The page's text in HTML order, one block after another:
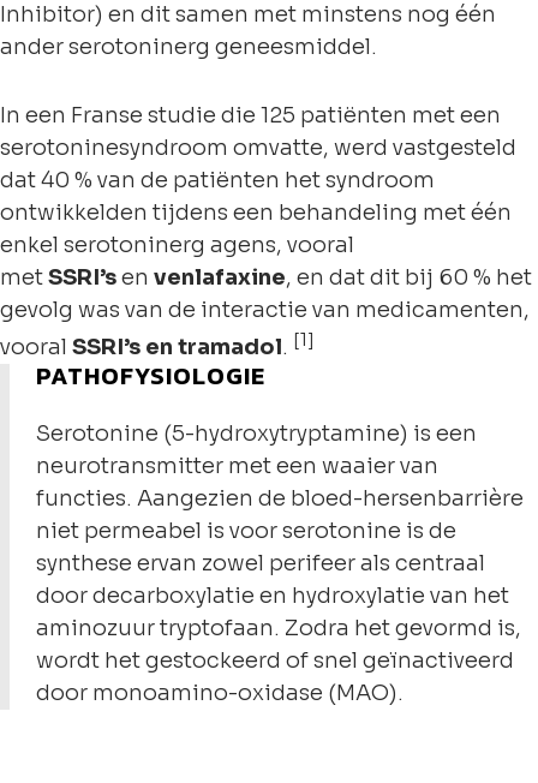
Inhibitor) en dit samen met minstens nog één
ander serotoninerg geneesmiddel.
In een Franse studie die 125 patiënten met een
serotoninesyndroom omvatte, werd vastgesteld
dat 40 % van de patiënten het syndroom
ontwikkelden tijdens een behandeling met één
enkel serotoninerg agens, vooral
metSSRI’sen venlafaxine, en dat dit bij 60 % het
gevolg was van de interactie van medicamenten,
vooral SSRI’s en tramadol. [1]
PATHOFYSIOLOGIE
Serotonine (5-hydroxytryptamine) is een
neurotransmitter met een waaier van
functies. Aangezien de bloed-hersenbarrière
niet permeabel is voor serotonine is de
synthese ervan zowel perifeer als centraal
door decarboxylatie en hydroxylatie van het
aminozuur tryptofaan. Zodra het gevormd is,
wordt het gestockeerd of snel geïnactiveerd
door monoamino-oxidase (MAO).